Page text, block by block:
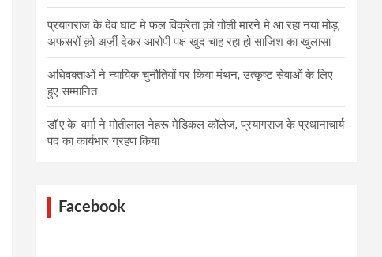
प्रयागराज के देव घाट मे फल विक्रेता क़ो गोली मारने मे आ रहा नया मोड़,
अफसरों क़ो अर्ज़ी देकर आरोपी पक्ष खुद चाह रहा हो साजिश का खुलासा
अधिवक्ताओं ने न्यायिक चुनौतियों पर किया मंथन, उत्कृष्ट सेवाओं के लिए
हुए सम्मानित
डॉ.ए.के. वर्मा ने मोतीलाल नेहरू मेडिकल कॉलेज, प्रयागराज के प्रधानाचार्य
पद का कार्यभार ग्रहण किया
Facebook